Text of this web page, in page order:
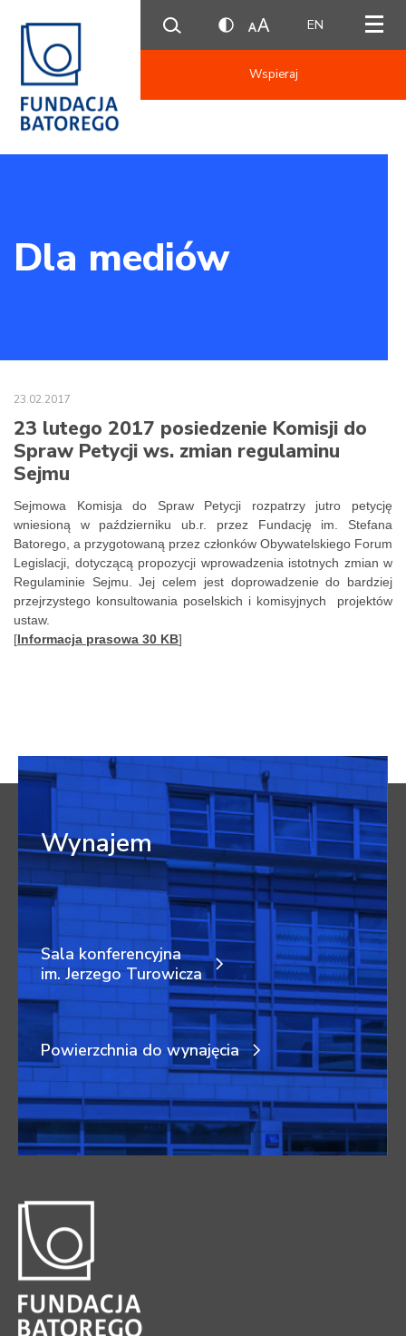
EN
Wspieraj
Dla mediów
23.02.2017
23 lutego 2017 posiedzenie Komisji do
Spraw Petycji ws. zmian regulaminu
Sejmu
Sejmowa Komisja do Spraw Petycji rozpatrzy jutro petycję
wniesioną w październiku ub.r. przez Fundację im. Stefana
Batorego, a przygotowaną przez członków Obywatelskiego Forum
Legislacji, dotyczącą propozycji wprowadzenia istotnych zmian w
Regulaminie Sejmu. Jej celem jest doprowadzenie do bardziej
przejrzystego konsultowania poselskich i komisyjnych projektów
ustaw.
[Informacja prasowa 30 KB]
Wynajem
Sala konferencyjna
im. Jerzego Turowicza
Powierzchnia do wynajęcia